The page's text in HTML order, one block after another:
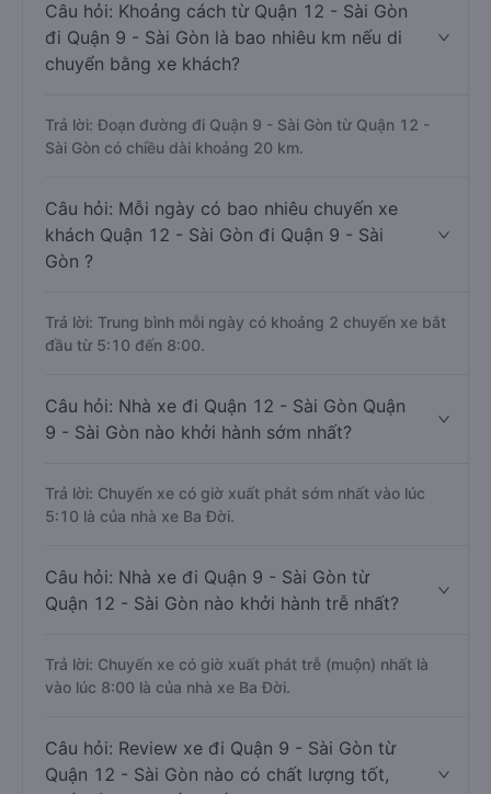
Câu hỏi: Khoảng cách từ Quận 12 - Sài Gòn
đi Quận 9 - Sài Gòn là bao nhiêu km nếu di
chuyển bằng xe khách?
Trả lời: Đoạn đường đi Quận 9 - Sài Gòn từ Quận 12 -
Sài Gòn có chiều dài khoảng 20 km.
Câu hỏi: Mỗi ngày có bao nhiêu chuyến xe
khách Quận 12 - Sài Gòn đi Quận 9 - Sài
Gòn ?
Trả lời: Trung bình mỗi ngày có khoảng 2 chuyến xe bắt
đầu từ 5:10 đến 8:00.
Câu hỏi: Nhà xe đi Quận 12 - Sài Gòn Quận
9 - Sài Gòn nào khởi hành sớm nhất?
Trả lời: Chuyến xe có giờ xuất phát sớm nhất vào lúc
5:10 là của nhà xe Ba Đời.
Câu hỏi: Nhà xe đi Quận 9 - Sài Gòn từ
Quận 12 - Sài Gòn nào khởi hành trễ nhất?
Trả lời: Chuyến xe có giờ xuất phát trễ (muộn) nhất là
vào lúc 8:00 là của nhà xe Ba Đời.
Câu hỏi: Review xe đi Quận 9 - Sài Gòn từ
Quận 12 - Sài Gòn nào có chất lượng tốt,